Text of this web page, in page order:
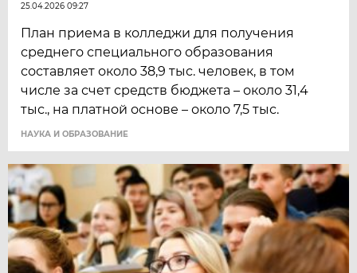
25.04.2026 09:27
План приема в колледжи для получения
среднего специального образования
составляет около 38,9 тыс. человек, в том
числе за счет средств бюджета – около 31,4
тыс., на платной основе – около 7,5 тыс.
НАУКА И ОБРАЗОВАНИЕ